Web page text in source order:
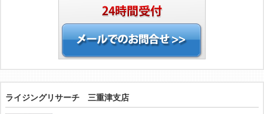
ライジングリサーチ 三重津支店